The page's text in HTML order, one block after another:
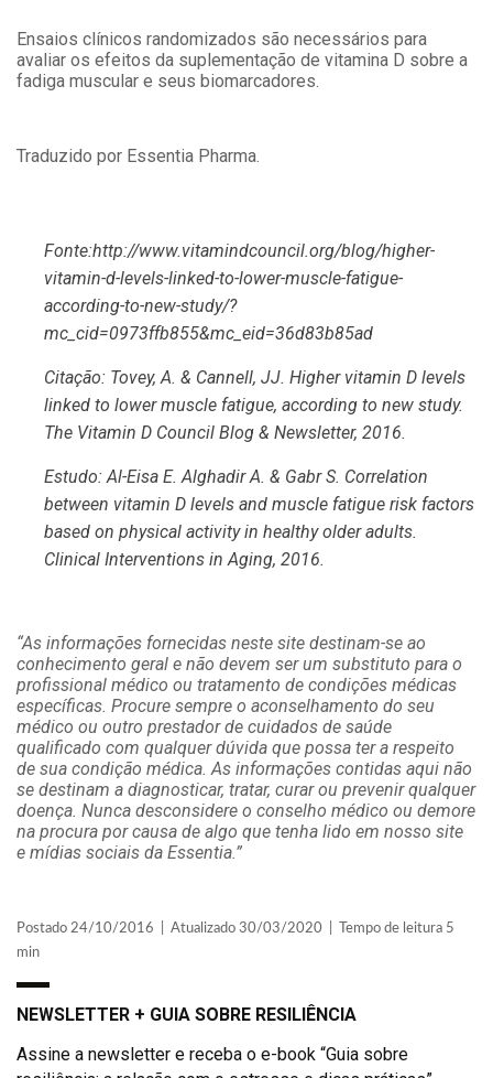
Ensaios clínicos randomizados são necessários para
avaliar os efeitos da suplementação de vitamina D sobre a
fadiga muscular e seus biomarcadores.
Traduzido por Essentia Pharma.
Fonte:http://www.vitamindcouncil.org/blog/higher-
vitamin-d-levels-linked-to-lower-muscle-fatigue-
according-to-new-study/?
mc_cid=0973ffb855&mc_eid=36d83b85ad
Citação: Tovey, A. & Cannell, JJ. Higher vitamin D levels
linked to lower muscle fatigue, according to new study.
The Vitamin D Council Blog & Newsletter, 2016.
Estudo: Al-Eisa E. Alghadir A. & Gabr S. Correlation
between vitamin D levels and muscle fatigue risk factors
based on physical activity in healthy older adults.
Clinical Interventions in Aging, 2016.
“As informações fornecidas neste site destinam-se ao
conhecimento geral e não devem ser um substituto para o
profissional médico ou tratamento de condições médicas
específicas. Procure sempre o aconselhamento do seu
médico ou outro prestador de cuidados de saúde
qualificado com qualquer dúvida que possa ter a respeito
de sua condição médica. As informações contidas aqui não
se destinam a diagnosticar, tratar, curar ou prevenir qualquer
doença. Nunca desconsidere o conselho médico ou demore
na procura por causa de algo que tenha lido em nosso site
e mídias sociais da Essentia.”
Postado 24/10/2016 | Atualizado 30/03/2020 | Tempo de leitura 5
min
NEWSLETTER + GUIA SOBRE RESILIÊNCIA
Assine a newsletter e receba o e-book “Guia sobre